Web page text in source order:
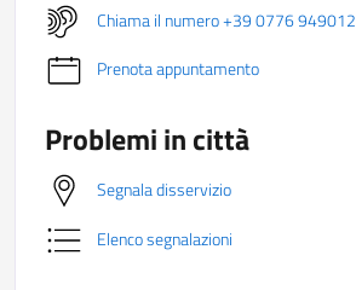
Chiama il numero +39 0776 949012
Prenota appuntamento
Problemi in città
Segnala disservizio
Elenco segnalazioni